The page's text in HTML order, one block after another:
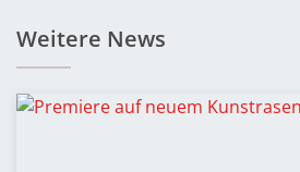
Weitere News